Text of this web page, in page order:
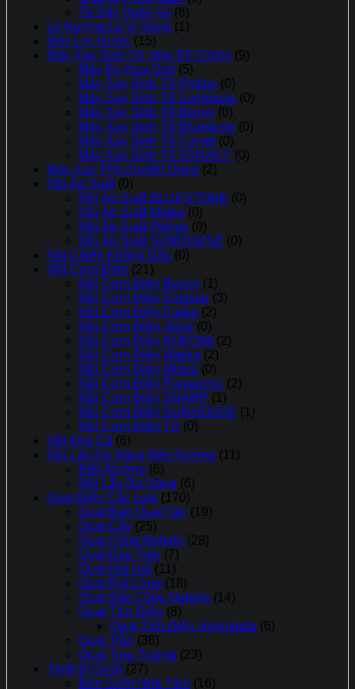
Tủ Sấy Quần Aó (6)
Lò Nướng,Lò Vi Sóng (1)
Máy Lọc Nước (15)
Máy Xay Sinh Tố ,Máy ÉP Chậm (9)
Máy Ép Hoa Quả (5)
Máy Say Sinh Tố Philips (0)
Máy Say Sinh Tố Sunhouse (0)
Máy Xay Sinh Tố Benny (0)
Máy Xay Sinh Tố Bluestone (0)
Máy Xay Sinh Tố Comet (0)
Máy Xay Sinh Tố SANAKY (0)
Máy Xay Thịt chuyên Dụng (2)
Nồi Áp Suất (0)
Nồi Áp Suất BLUESTONE (0)
Nồi Áp Suất Midea (0)
Nồi Áp Suất Philips (0)
Nồi Áp Suất SUNHOUSE (0)
Nồi Chiên Không Dầu (0)
Nồi Cơm Điện (21)
Nồi Cơm Điện Benny (1)
Nồi Cơm Điện Eaststar (3)
Nồi Cơm Điện Fujika (2)
Nồi Cơm Điện Jiplai (0)
Nồi Cơm Điện KOKOMI
(2)
Nồi Cơm Điện Matika (2)
Nồi Cơm Điện Midea (0)
Nồi Cơm Điện Panasonic (2)
Nồi Cơm Điện SHARP (1)
Nồi Cơm Điện SUNHOUSE (1)
Nồi Cơm Điên Tử (0)
Nồi Kho Cá (6)
Nồi Lẩu Đa Năng,Bếp Nướng (11)
Bếp Nướng (6)
Nồi Lẩu Đa Năng (6)
Quạt Điện Các Loại (170)
Quạt Bàn Quạt Tản (19)
Quạt Cây (25)
Quạt Công Nghiệp (28)
Quạt Đảo Trần (7)
Quạt Hút Gió (11)
Quạt Rút Lửng (18)
Quạt Sàn Công Nghiệp (14)
Quạt Tích Điện (8)
Quạt Tích Điện Honjianda (6)
Quạt Trần (36)
Quạt Treo Tường (23)
Thiết Bị Sưởi (27)
Đèn Sưởi Nhà Tắm (16)